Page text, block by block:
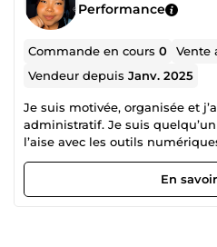
Performance
Commande en cours0 Vente
Vendeur depuisJanv. 2025
Je suis motivée, organisée et
administratif. Je suis
l’aise avec les outils
tâches, faire des suivis et
En